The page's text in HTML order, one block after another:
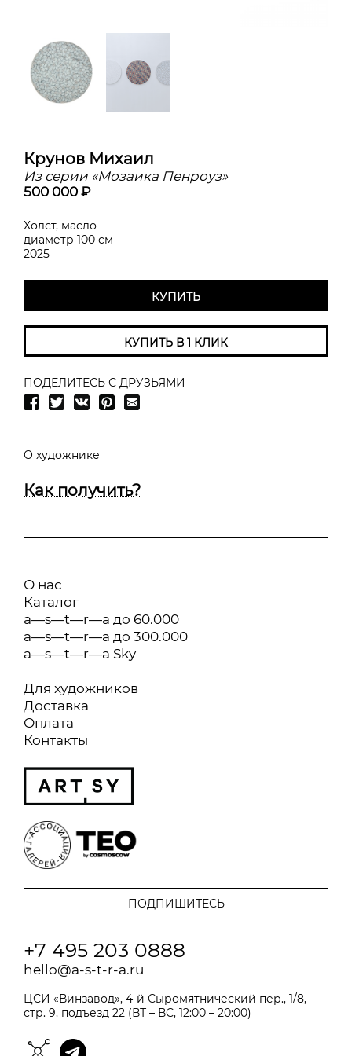
Крунов Михаил
Из серии «Мозаика Пенроуз»
500 000 ₽
Холст, масло
диаметр 100 см
2025
КУПИТЬ
КУПИТЬ В 1 КЛИК
ПОДЕЛИТЕСЬ С ДРУЗЬЯМИ
О художнике
Как получить?
О нас
Каталог
a—s—t—r—a до 60.000
a—s—t—r—a до 300.000
a—s—t—r—a Sky
Для художников
Доставка
Оплата
Контакты
+7 495 203 0888
hello@a-s-t-r-a.ru
ЦСИ «Винзавод», 4-й Сыромятнический пер., 1/8,
стр. 9, подъезд 22 (ВТ – ВС, 12:00 – 20:00)